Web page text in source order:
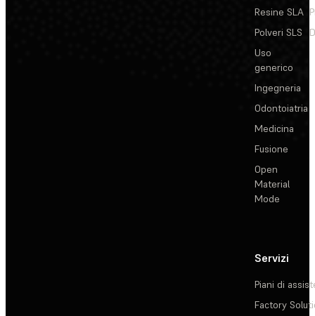
Resine SLA
Polveri SLS
Uso
generico
Ingegneria
Odontoiatria
Medicina
Fusione
Open
Material
Mode
Servizi
Piani di
Factory